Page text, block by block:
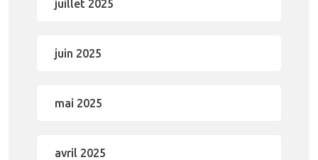
juillet 2025
juin 2025
mai 2025
avril 2025